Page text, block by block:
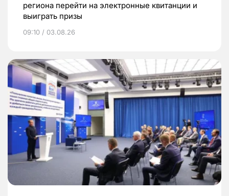
региона перейти на электронные квитанции и
выиграть призы
09:10 / 03.08.26